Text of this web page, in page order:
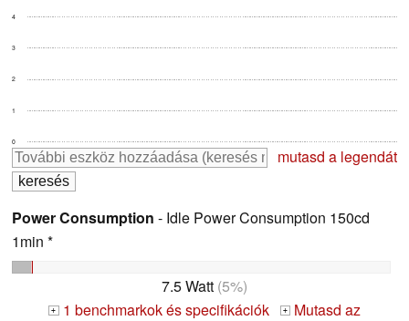
0
1
2
3
4
mutasd a legendát
Power Consumption - Idle Power Consumption 150cd
1min *
7.5 Watt (5%)
+ 1 benchmarkok és specifikációk +
Mutasd az